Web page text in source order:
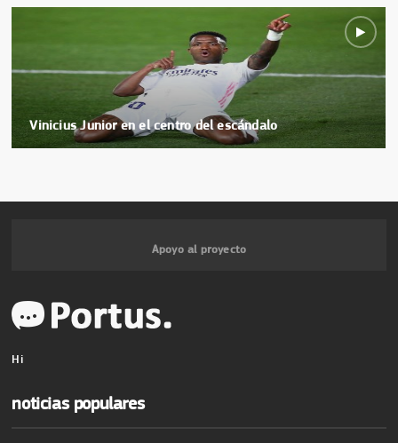
Vinicius Junior en el centro del escándalo
Apoyo al proyecto
Hi
noticias populares